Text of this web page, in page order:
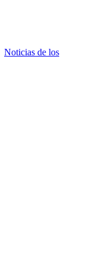
Noticias de los